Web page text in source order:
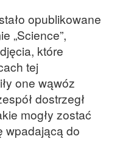
opublikowane
„Science”,
które
tej
one wąwóz
dostrzegł
mogły zostać
wpadającą do